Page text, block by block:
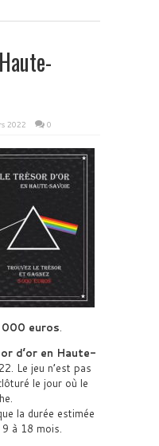
2022 0
euros.
d’or en Haute-
Le jeu n’est pas
le jour où le
la durée estimée
à 18 mois.